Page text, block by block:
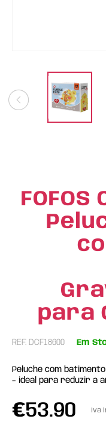
para
REF: DCF18600 Em
Peluche com
– ideal para reduzir a
€53.90 Iva